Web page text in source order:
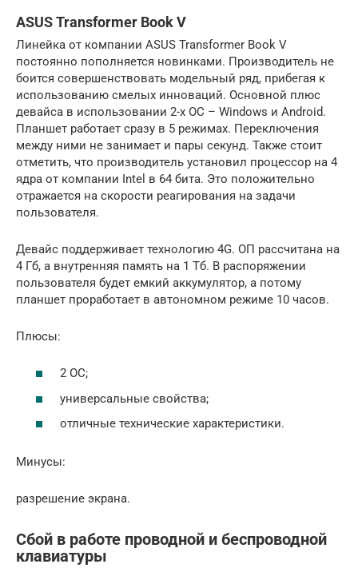
ASUS Transformer Book V
Линейка от компании ASUS Transformer Book V
постоянно пополняется новинками. Производитель не
боится совершенствовать модельный ряд, прибегая к
использованию смелых инноваций. Основной плюс
девайса в использовании 2-х ОС – Windows и Android.
Планшет работает сразу в 5 режимах. Переключения
между ними не занимает и пары секунд. Также стоит
отметить, что производитель установил процессор на 4
ядра от компании Intel в 64 бита. Это положительно
отражается на скорости реагирования на задачи
пользователя.
Девайс поддерживает технологию 4G. ОП рассчитана на
4 Гб, а внутренняя память на 1 Тб. В распоряжении
пользователя будет емкий аккумулятор, а потому
планшет проработает в автономном режиме 10 часов.
Плюсы:
2 ОС;
универсальные свойства;
отличные технические характеристики.
Минусы:
разрешение экрана.
Сбой в работе проводной и беспроводной
клавиатуры